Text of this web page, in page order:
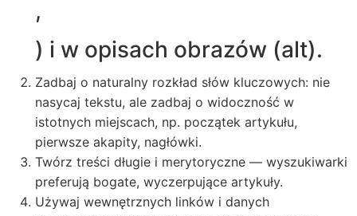
,
) i w opisach obrazów (alt).
Zadbaj o naturalny rozkład słów kluczowych: nie
nasycaj tekstu, ale zadbaj o widoczność w
istotnych miejscach, np. początek artykułu,
pierwsze akapity, nagłówki.
Twórz treści długie i merytoryczne — wyszukiwarki
preferują bogate, wyczerpujące artykuły.
Używaj wewnętrznych linków i danych